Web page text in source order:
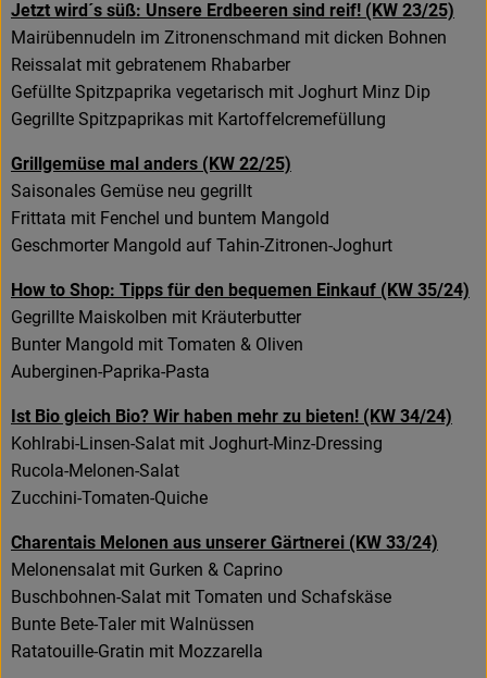
Jetzt wird´s süß: Unsere Erdbeeren sind reif! (KW 23/25)
Mairübennudeln im Zitronenschmand mit dicken Bohnen
Reissalat mit gebratenem Rhabarber
Gefüllte Spitzpaprika vegetarisch mit Joghurt Minz Dip
Gegrillte Spitzpaprikas mit Kartoffelcremefüllung
Grillgemüse mal anders (KW 22/25)
Saisonales Gemüse neu gegrillt
Frittata mit Fenchel und buntem Mangold
Geschmorter Mangold auf Tahin-Zitronen-Joghurt
How to Shop: Tipps für den bequemen Einkauf (KW 35/24)
Gegrillte Maiskolben mit Kräuterbutter
Bunter Mangold mit Tomaten & Oliven
Auberginen-Paprika-Pasta
Ist Bio gleich Bio? Wir haben mehr zu bieten! (KW 34/24)
Kohlrabi-Linsen-Salat mit Joghurt-Minz-Dressing
Rucola-Melonen-Salat
Zucchini-Tomaten-Quiche
Charentais Melonen aus unserer Gärtnerei (KW 33/24)
Melonensalat mit Gurken & Caprino
Buschbohnen-Salat mit Tomaten und Schafskäse
Bunte Bete-Taler mit Walnüssen
Ratatouille-Gratin mit Mozzarella